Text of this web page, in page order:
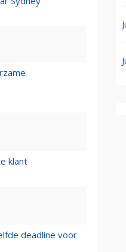
klant
deadline voor